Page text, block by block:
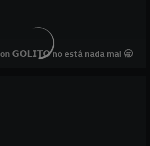
𝗚𝗢𝗟𝗜𝗧𝗢 no está nada mal 🥱